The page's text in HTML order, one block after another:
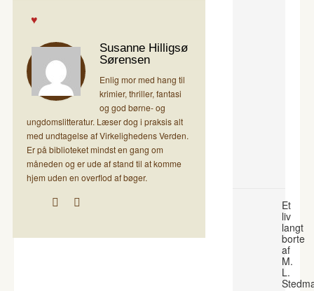
Susanne Hilligsø
Sørensen
Enlig mor med hang til
krimier, thriller, fantasi
og god børne- og
ungdomslitteratur. Læser dog i praksis alt
med undtagelse af Virkelighedens Verden.
Er på biblioteket mindst en gang om
måneden og er ude af stand til at komme
hjem uden en overflod af bøger.
Et
liv
langt
borte
af
M.
L.